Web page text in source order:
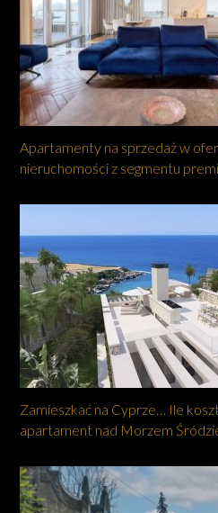
Apartamenty na sprzedaż w
nieruchomości z segmentu
Zamieszkać na Cyprze… Ile
apartament nad Morzem